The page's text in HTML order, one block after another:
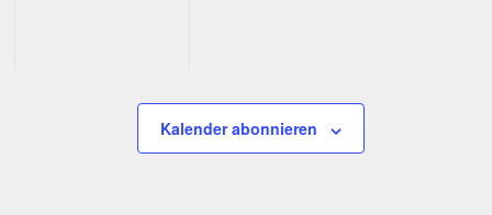
Kalender abonnieren